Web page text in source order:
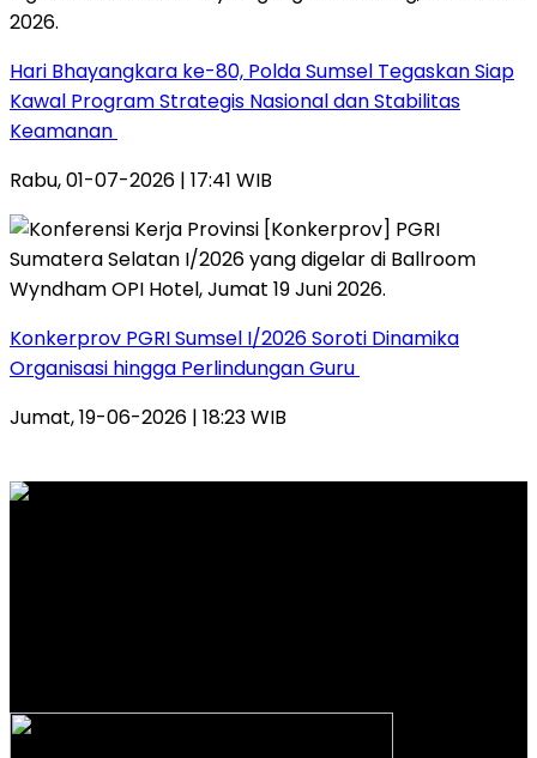
Hari Bhayangkara ke-80, Polda Sumsel Tegaskan Siap
Kawal Program Strategis Nasional dan Stabilitas
Keamanan ‎
Rabu, 01-07-2026 | 17:41 WIB
Konkerprov PGRI Sumsel I/2026 Soroti Dinamika
Organisasi hingga Perlindungan Guru ‎
Jumat, 19-06-2026 | 18:23 WIB